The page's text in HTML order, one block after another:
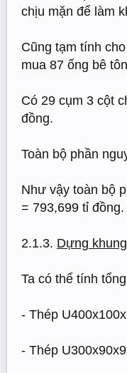
chịu mặn để làm
Cũng tạm tính
mua 87 ống bê
Có 29 cụm 3 cột
đồng.
Toàn bộ phần
Như vậy toàn bộ
= 793,699 tỉ đồng.
2.1.3. Dựng
Ta có thể tính
- Thép
- Thép